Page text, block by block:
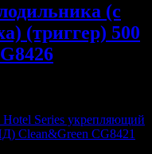
(с
(триггер) 500